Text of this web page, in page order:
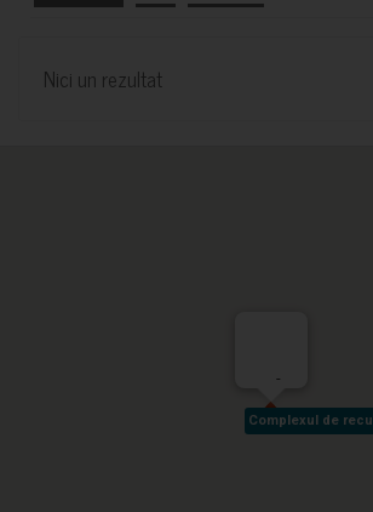
Nici un rezultat
Complexul de
Complexul de
-